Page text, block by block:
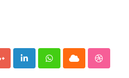
LinkedInWhatsappCloud